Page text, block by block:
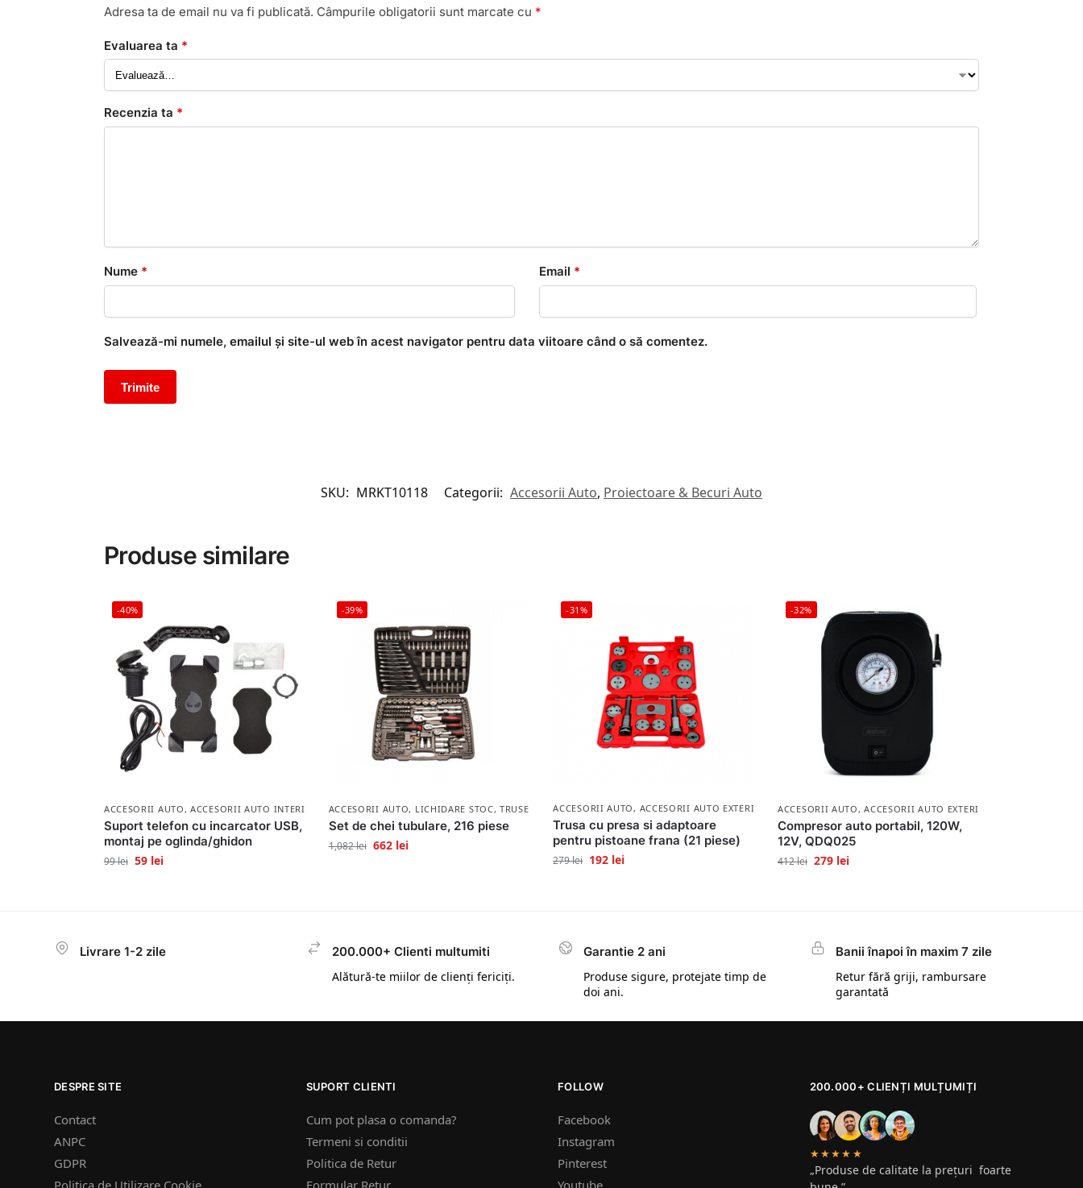
Adresa ta de email nu va fi publicată. Câmpurile obligatorii sunt marcate cu *
Evaluarea ta *
Recenzia ta *
Nume * Email *
Salvează-mi numele, emailul și site-ul web în acest navigator pentru data viitoare când o să comentez.
SKU: MRKT10118 Categorii: Accesorii Auto, Proiectoare & Becuri Auto
Produse similare
-40%
ACCESORII AUTO,ACCESORII AUTO INTERIOR
Suport telefon cu incarcator USB,
montaj pe oglinda/ghidon
99lei 59 lei
-39%
ACCESORII AUTO, LICHIDARE STOC,TRUSE SCULE
Set de chei tubulare, 216 piese
1,082lei 662 lei
-31%
ACCESORII AUTO , ACCESORII AUTO EXTERIOR
Trusa cu presa si adaptoare
pentru pistoane frana (21 piese)
279lei 192 lei
-32%
ACCESORII AUTO,ACCESORII AUTO EXTERIOR
Compresor auto portabil, 120W,
12V, QDQ025
412lei 279 lei
Livrare 1-2 zile
200.000+ Clienti multumiti
Alătură-te miilor de clienți fericiți.
Garantie 2 ani
Produse sigure, protejate timp de
doi ani.
Banii înapoi în maxim 7 zile
Retur fără griji, rambursare
garantată
DESPRE SITE
Contact
ANPC
GDPR
SUPORT CLIENTI
Cum pot plasa o comanda?
Termeni si conditii
Politica de Retur
FOLLOW
Facebook
Instagram
Pinterest
200.000+ CLIENȚI MULȚUMIȚI
★★★★★
„Produse de calitate la prețuri foarte